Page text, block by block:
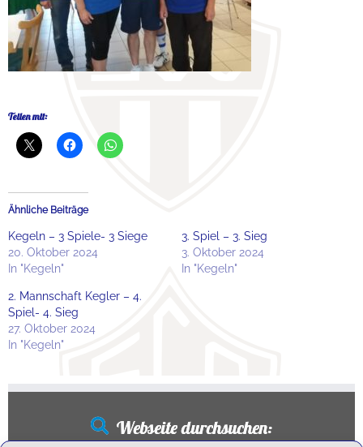
Teilen mit:
Ähnliche Beiträge
Kegeln – 3 Spiele- 3 Siege
20. Oktober 2024
In "Kegeln"
3. Spiel – 3. Sieg
3. Oktober 2024
In "Kegeln"
2. Mannschaft Kegler – 4.
Spiel- 4. Sieg
27. Oktober 2024
In "Kegeln"
Webseite durchsuchen: